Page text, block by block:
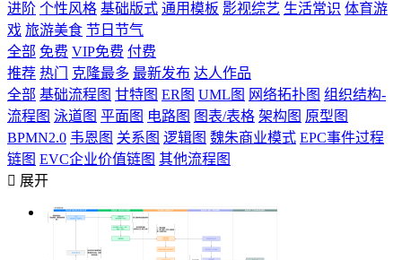
进阶 个性风格 基础版式 通用模板 影视综艺 生活常识 体育游
戏 旅游美食 节日节气
全部 免费 VIP免费 付费
推荐 热门 克隆最多 最新发布 达人作品
全部 基础流程图 甘特图 ER图 UML图 网络拓扑图 组织结构-
流程图 泳道图 平面图 电路图 图表/表格 架构图 原型图
BPMN2.0 韦恩图 关系图 逻辑图 魏朱商业模式 EPC事件过程
链图 EVC企业价值链图 其他流程图
 展开